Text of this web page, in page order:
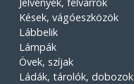
Kések, vágóeszközök
Lábbelik
Lámpák
Övek, szíjak
Ládák, tárolók, dobozok